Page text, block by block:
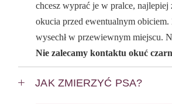
chcesz wyprać je w pralce,
okucia przed ewentualnym obiciem.
wysechł w przewiewnym miejscu.
Nie zalecamy kontaktu okuć
JAK ZMIERZYĆ PSA?